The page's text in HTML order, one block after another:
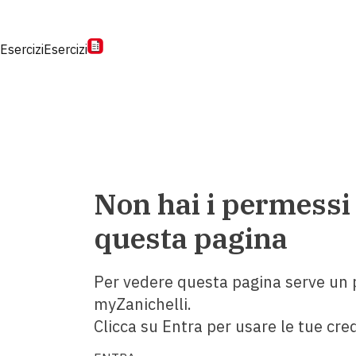
EserciziEsercizi
Non hai i
questa pagina
Per vedere questa pagina serve un
myZanichelli.
Clicca su Entra per usare le tue